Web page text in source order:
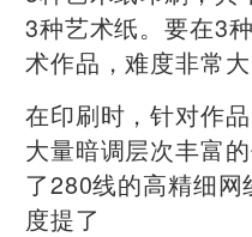
3种艺术纸。要在3
术作品，难度非常大
在印刷时，针对作
大量暗调层次丰富
了280线的高精细
度提了